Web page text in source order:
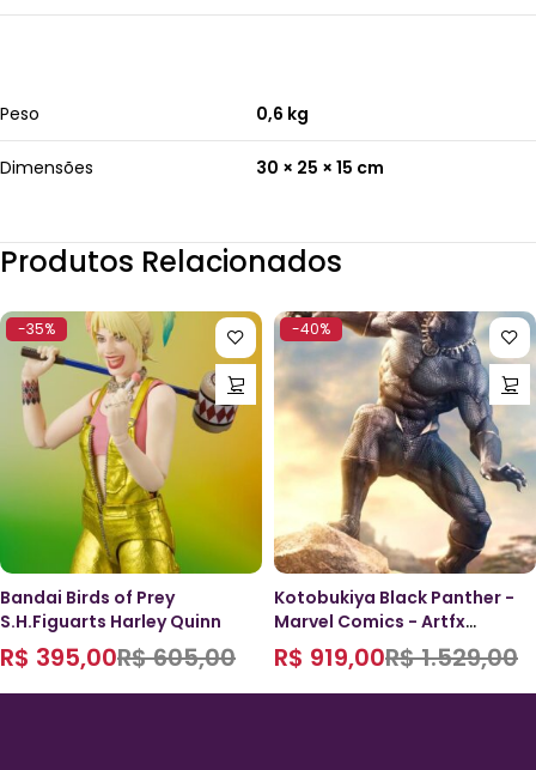
Peso 0,6 kg
Dimensões 30 × 25 × 15 cm
Produtos Relacionados
-35%
Bandai Birds of Prey
S.H.Figuarts Harley Quinn
R$605,00
R$ 395,00
-40%
Kotobukiya Black Panther -
Marvel Comics - Artfx
Premier
R$1.529,00
R$ 919,00